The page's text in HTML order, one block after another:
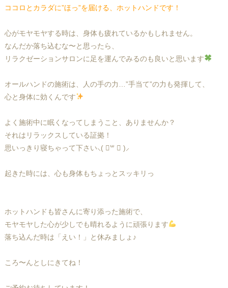
ココロとカラダに”ほっ”を届ける、ホットハンドです！
心がモヤモヤする時は、身体も疲れているかもしれません。
なんだか落ち込むな〜と思ったら、
リラクゼーションサロンに足を運んでみるのも良いと思います
オールハンドの施術は、人の手の力…”手当て”の力も発揮して、
心と身体に効くんです
よく施術中に眠くなってしまうこと、ありませんか？
それはリラックスしている証拠！
思いっきり寝ちゃって下さい⸜( ॑꒳ ॑ )⸝
起きた時には、心も身体もちょっとスッキリっ
ホットハンドも皆さんに寄り添った施術で、
モヤモヤした心が少しでも晴れるように頑張ります
落ち込んだ時は「えい！」と休みましょ♪
ころ〜んとしにきてね！